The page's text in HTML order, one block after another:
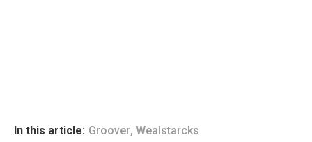
In this article: Groover, Wealstarcks